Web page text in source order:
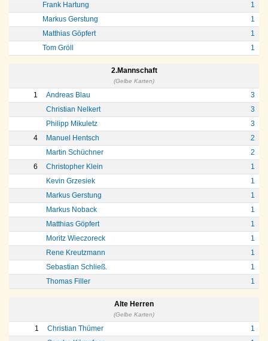
Frank Hartung
1
Markus Gerstung
1
Matthias Göpfert
1
Tom Gröll
1
2.Mannschaft
(Gelbe Karten)
1 Andreas Blau
3
Christian Nelkert
3
Philipp Mikuletz
3
4
Manuel Hentsch
2
Martin Schüchner
2
6
Christopher Klein
1
Kevin Grzesiek
1
Markus Gerstung
1
Markus Noback
1
Matthias Göpfert
1
Moritz Wieczoreck
1
Rene Kreutzmann
1
Sebastian Schließ.
1
Thomas Filler
1
Alte Herren
(Gelbe Karten)
1 Christian Thümer
1